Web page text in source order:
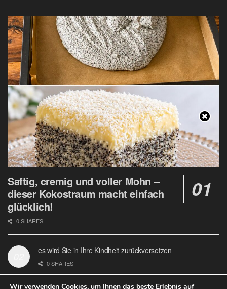
Saftig, cremig und voller Mohn –
dieser Kokostraum macht einfach
glücklich!
0 SHARES
es wird Sie in Ihre Kindheit zurückversetzen
0 SHARES
Wir verwenden Cookies, um Ihnen das beste Erlebnis auf